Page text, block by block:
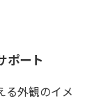
ポート
る外観のイメ